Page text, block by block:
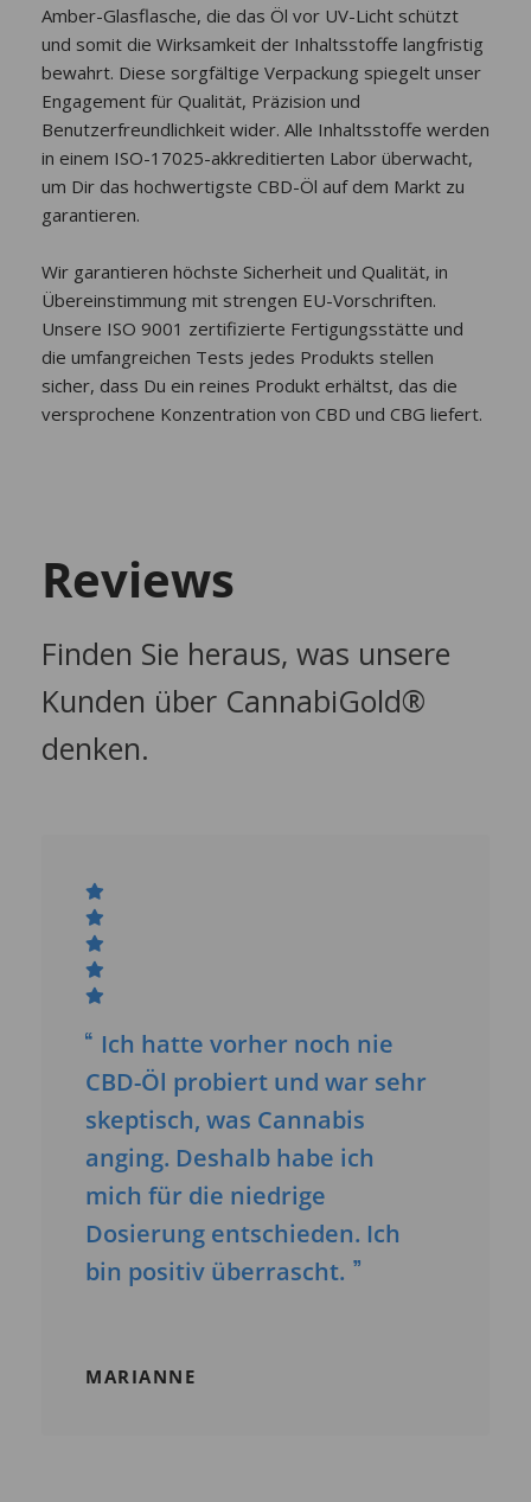
Amber-Glasflasche, die das Öl vor UV-Licht schützt
und somit die Wirksamkeit der Inhaltsstoffe langfristig
bewahrt. Diese sorgfältige Verpackung spiegelt unser
Engagement für Qualität, Präzision und
Benutzerfreundlichkeit wider. Alle Inhaltsstoffe werden
in einem ISO-17025-akkreditierten Labor überwacht,
um Dir das hochwertigste CBD-Öl auf dem Markt zu
garantieren.
Wir garantieren höchste Sicherheit und Qualität, in
Übereinstimmung mit strengen EU-Vorschriften.
Unsere ISO 9001 zertifizierte Fertigungsstätte und
die umfangreichen Tests jedes Produkts stellen
sicher, dass Du ein reines Produkt erhältst, das die
versprochene Konzentration von CBD und CBG liefert.
Reviews
Finden Sie heraus, was unsere
Kunden über CannabiGold®
denken.
Ich hatte vorher noch nie
CBD-Öl probiert und war sehr
skeptisch, was Cannabis
anging. Deshalb habe ich
mich für die niedrige
Dosierung entschieden. Ich
bin positiv überrascht.
MARIANNE